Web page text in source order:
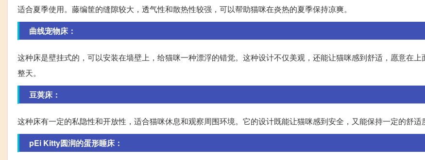
适合夏季使用。藤编筐的缝隙较大，透气性和散热性较强，可以帮助猫咪在炎热的夏季保持凉爽。
曲线宠物床：
这种床是壁挂式的，可以安装在墙壁上，给猫咪一种漂浮的错觉。这种设计不仅美观，还能让猫咪感到舒适，愿意在上
整天。
豆荚床：
这种床有一定的私隐性和开放性，适合猫咪休息和观察周围环境。它的设计既能让猫咪感到安全，又能保持一定的舒适
pEi Kitty圆润的蛋形睡床：